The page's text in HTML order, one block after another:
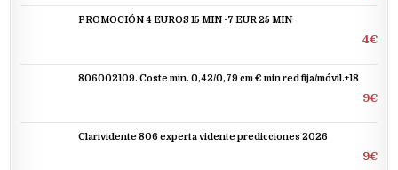
PROMOCIÓN 4 EUROS 15 MIN -7 EUR 25 MIN
4€
806002109. Coste min. 0,42/0,79 cm € min red fija/móvil.+18
9€
Clarividente 806 experta vidente predicciones 2026
9€